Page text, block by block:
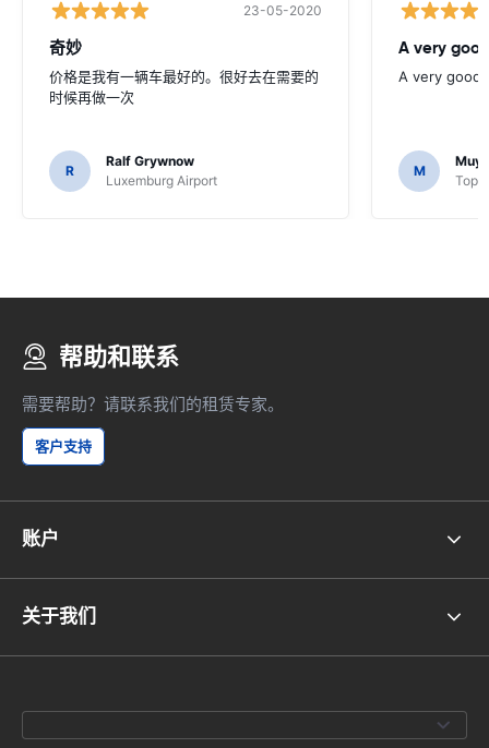
23-05-2020
奇妙
价格是我有一辆车最好的。很好去在需要的
时候再做一次
R
Ralf Grywnow
Luxemburg Airport
A very
A very good
M
Muyi
帮助和联系
需要帮助？请联系我们的租赁专家。
客户支持
账户
关于我们